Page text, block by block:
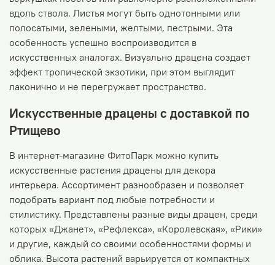
вдоль ствола. Листья могут быть однотонными или
полосатыми, зелеными, желтыми, пестрыми. Эта
особенность успешно воспроизводится в
искусственных аналогах. Визуально драцена создает
эффект тропической экзотики, при этом выглядит
лаконично и не перегружает пространство.
Искусственные драцены с доставкой по
Ртищево
В интернет-магазине ФитоПарк можно купить
искусственные растения драцены для декора
интерьера. Ассортимент разнообразен и позволяет
подобрать вариант под любые потребности и
стилистику. Представлены разные виды драцен, среди
которых «Джанет», «Рефлекса», «Королевская», «Рики»
и другие, каждый со своими особенностями формы и
облика. Высота растений варьируется от компактных